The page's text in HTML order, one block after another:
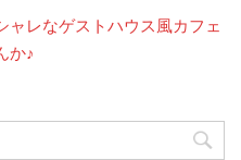
ャレなゲストハウス風カフェ
か♪